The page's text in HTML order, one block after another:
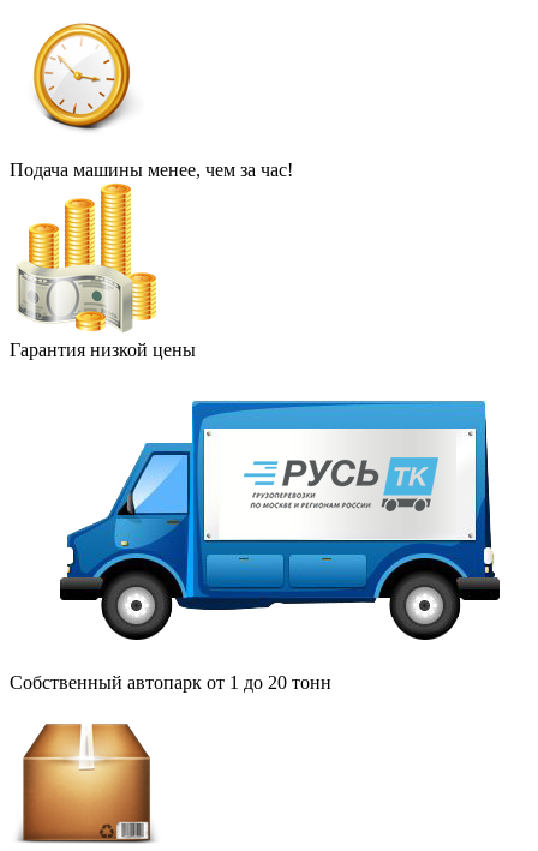
Подача машины менее, чем за час!
Гарантия низкой цены
Собственный автопарк от 1 до 20 тонн